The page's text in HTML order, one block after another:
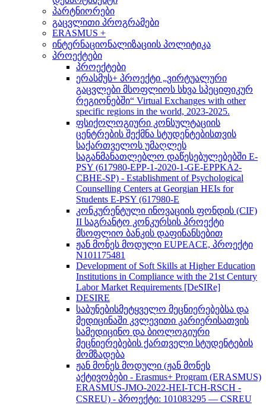
პარტნიორები
გაცვლითი პროგრამები
ERASMUS +
ინტერნაციონალიზაციის პოლიტიკა
პროექტები
პროექტები
ერასმუს+ პროექტი „ვირტუალური
გაცვლები მსოფლიოს სხვა სპეციფიკურ
რეგიონებში“ Virtual Exchanges with other
specific regions in the world, 2023-2025.
ფსიქოლოგიური კონსულტაციის
ცენტრების შექმნა სტუდენტებისთვის
საქართველოს უმაღლეს
საგანმანათლებლო დაწესებულებებში E-
PSY (617980-EPP-1-2020-1-GE-EPPKA2-
CBHE-SP) - Establishment of Psychological
Counselling Centers at Georgian HEIs for
Students E-PSY (617980-E
კონკურენტული ინოვაციის ფონდის (CIF)
II საგრანტო კონკურსის პროექტი
მსოფლიო ბანკის დაფინანსებით
ჟან მონეს მოდული EUPEACE, პროექტი
N101175481
Development of Soft Skills at Higher Education
Institutions in Compliance with the 21st Century
Labor Market Requirements [DeSIRe]
DESIRE
საბუნებისმეტყველო მეცნიერებებსა და
მედიცინაში კვლევითი კარიერისათვის
სამედიცინო და ბიოლოგიური
მეცნიერებების ქართველი სტუდენტების
მომზადება
ჟან მონეს მოდული (ჟან მონეს
აქტივობები - Erasmus+ Program (ERASMUS)
ERASMUS-JMO-2022-HEI-TCH-RSCH -
CSREU) - პროექტი: 101083295 — CSREU